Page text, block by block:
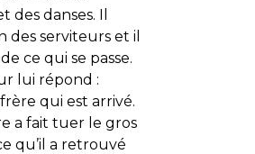
des danses. Il
des serviteurs et il
ce qui se passe.
lui répond :
frère qui est arrivé.
a fait tuer le gros
qu’il a retrouvé